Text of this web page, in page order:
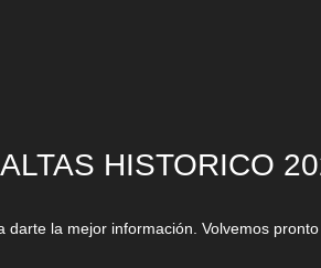
HISTORICO
darte la mejor información. Volvemos pronto